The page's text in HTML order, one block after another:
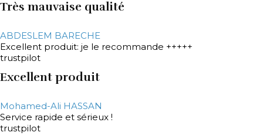
Très mauvaise qualité
ABDESLEM BARECHE
Excellent produit: je le recommande +++++
trustpilot
Excellent produit
Mohamed-Ali HASSAN
Service rapide et sérieux !
trustpilot